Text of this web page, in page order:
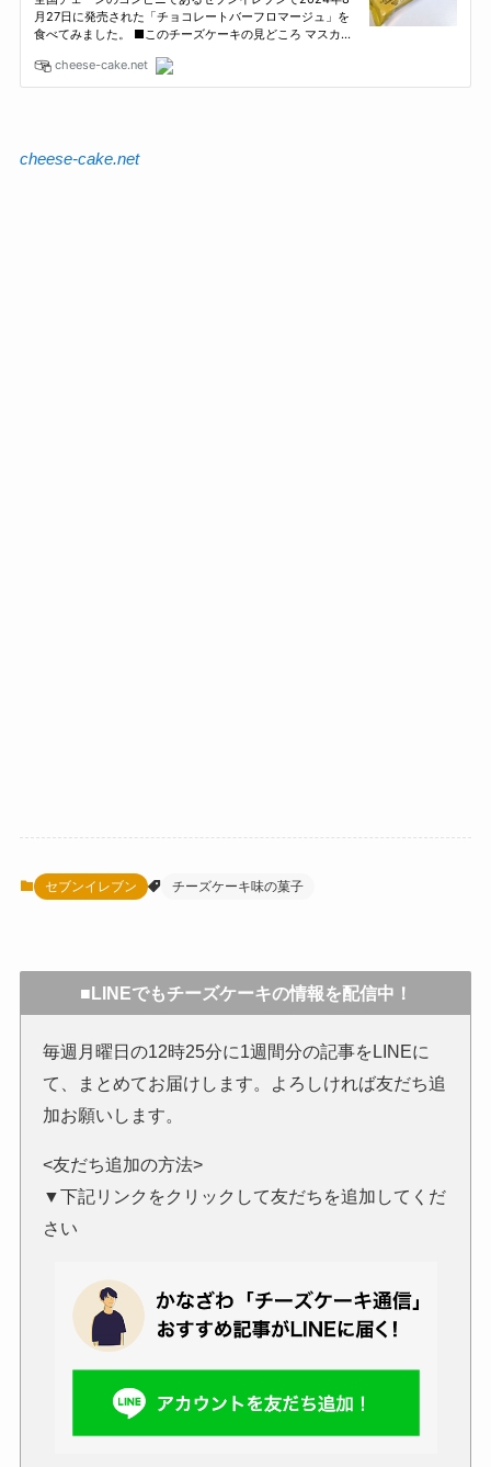
cheese-cake.net
セブンイレブン チーズケーキ味の菓子
■LINEでもチーズケーキの情報を配信中！
毎週月曜日の12時25分に1週間分の記事をLINEに
て、まとめてお届けします。よろしければ友だち追
加お願いします。
<友だち追加の方法>
▼下記リンクをクリックして友だちを追加してくだ
さい